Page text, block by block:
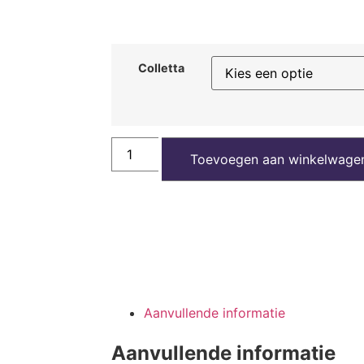
Colletta
Toevoegen aan
Aanvullende informatie
Aanvullende informatie